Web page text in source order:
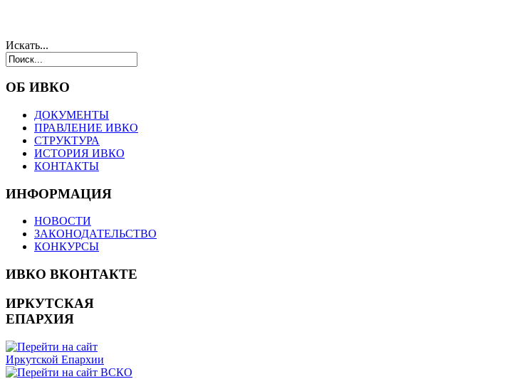
Искать...
ОБ ИВКО
ДОКУМЕНТЫ
ПРАВЛЕНИЕ ИВКО
СТРУКТУРА
ИСТОРИЯ ИВКО
КОНТАКТЫ
ИНФОРМАЦИЯ
НОВОСТИ
ЗАКОНОДАТЕЛЬСТВО
КОНКУРСЫ
ИВКО ВКОНТАКТЕ
ИРКУТСКАЯ
ЕПАРХИЯ